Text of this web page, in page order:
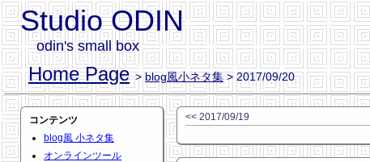
Studio ODIN
odin's small box
Home Page >blog風小ネタ集> 2017/09/20
コンテンツ
blog風 小ネタ集
オンラインツール
<< 2017/09/19